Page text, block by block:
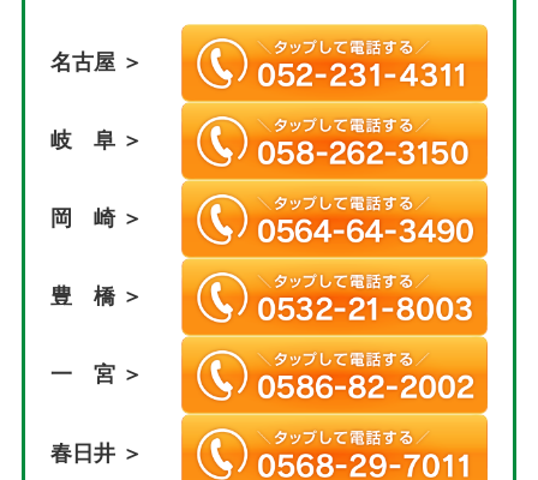
名古屋 ＞
岐 阜 ＞
岡 崎 ＞
豊 橋 ＞
一 宮 ＞
春日井 ＞